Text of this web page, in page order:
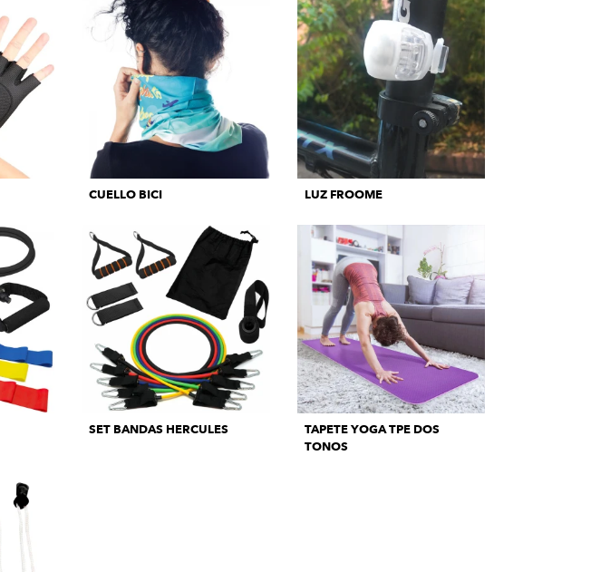
CUELLO BICI LUZ FROOME
SET BANDAS HERCULES
TAPETE YOGA TPE DOS
TONOS